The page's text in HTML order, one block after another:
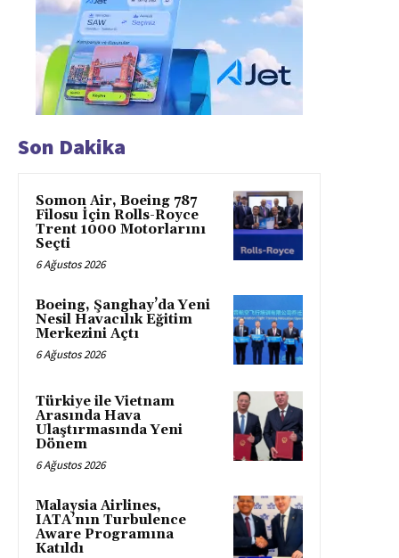
Son Dakika
Somon Air, Boeing 787
Filosu İçin Rolls-Royce
Trent 1000 Motorlarını
Seçti
6 Ağustos 2026
Boeing, Şanghay’da Yeni
Nesil Havacılık Eğitim
Merkezini Açtı
6 Ağustos 2026
Türkiye ile Vietnam
Arasında Hava
Ulaştırmasında Yeni
Dönem
6 Ağustos 2026
Malaysia Airlines,
IATA’nın Turbulence
Aware Programına
Katıldı